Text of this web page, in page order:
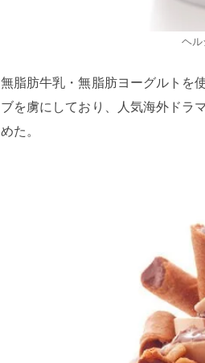
ヘ
無脂肪牛乳・無脂肪ヨーグルトを
ブを虜にしており、人気海外ドラ
めた。